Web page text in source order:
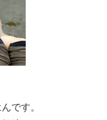
です。